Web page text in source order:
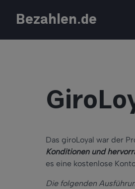
Bezahlen.de
Das giroLoyal war der
Konditionen und
es eine kostenlose
Die folgenden